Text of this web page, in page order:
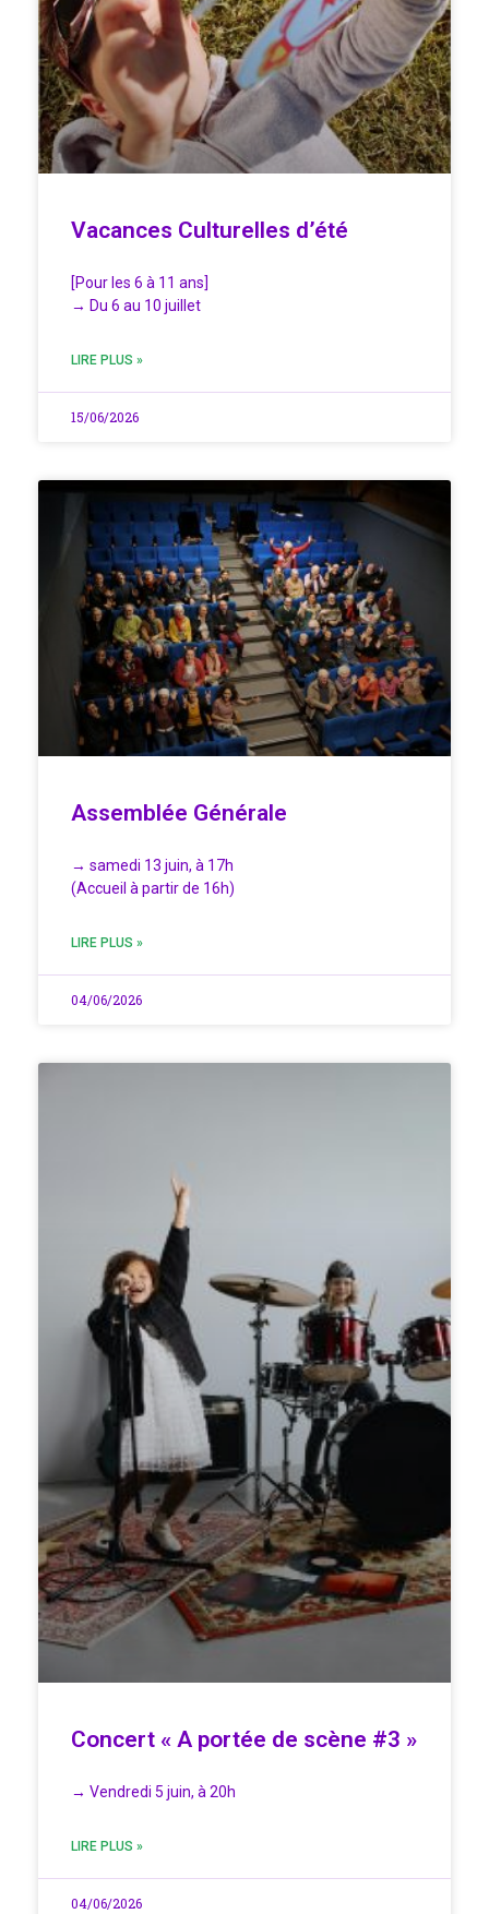
Vacances Culturelles d’été
[Pour les 6 à 11 ans]
→ Du 6 au 10 juillet
LIRE PLUS »
15/06/2026
Assemblée Générale
→ samedi 13 juin, à 17h
(Accueil à partir de 16h)
LIRE PLUS »
04/06/2026
Concert « A portée de scène #3 »
→ Vendredi 5 juin, à 20h
LIRE PLUS »
04/06/2026